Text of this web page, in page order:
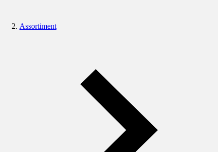
Assortiment